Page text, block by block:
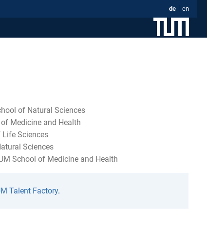
de en
of Natural Sciences
Medicine and Health
Sciences
Sciences
School of Medicine and Health
Talent Factory.